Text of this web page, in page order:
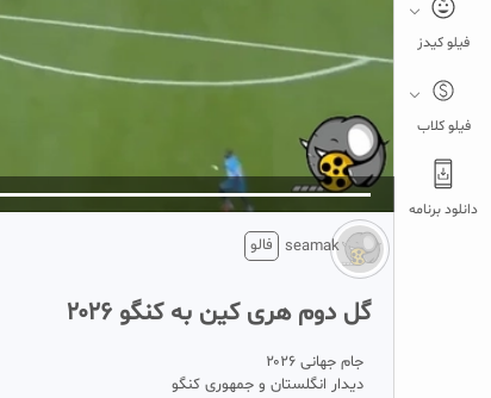
فیلو کیدز
فیلو کلاب
دانلود برنامه
5
تبلیغ 1 از 2
seamak فالو
گل دوم هری کین به کنگو ۲۰۲۶
جام جهانی ۲۰۲۶
دیدار انگلستان و جمهوری کنگو